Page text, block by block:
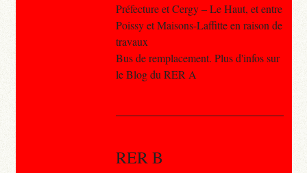
Préfecture et Cergy – Le Haut, et entre
Poissy et Maisons-Laffitte en raison de
travaux
Bus de remplacement. Plus d'infos sur
le Blog du RER A
RER B